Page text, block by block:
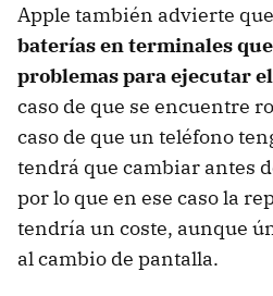
Apple también advierte que
baterías en terminales
problemas para ejecutar
caso de que se encuentre
caso de que un teléfono
tendrá que cambiar antes
por lo que en ese caso la
tendría un coste, aunque
al cambio de pantalla.